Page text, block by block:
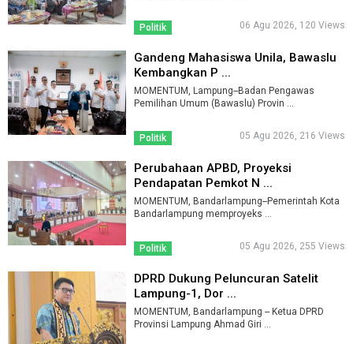
Politik 06 Agu 2026, 120 Views
Gandeng Mahasiswa Unila, Bawaslu
Kembangkan P ...
MOMENTUM, Lampung--Badan Pengawas
Pemilihan Umum (Bawaslu) Provin ...
Politik 05 Agu 2026, 216 Views
Perubahaan APBD, Proyeksi
Pendapatan Pemkot N ...
MOMENTUM, Bandarlampung--Pemerintah Kota
Bandarlampung memproyeks ...
Politik 05 Agu 2026, 255 Views
DPRD Dukung Peluncuran Satelit
Lampung-1, Dor ...
MOMENTUM, Bandarlampung -- Ketua DPRD
Provinsi Lampung Ahmad Giri ...